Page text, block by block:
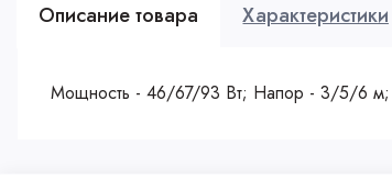
Описание товара Характеристики
Мощность - 46/67/93 Вт; Напор - 3/5/6 м;